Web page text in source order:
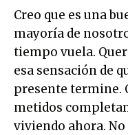
Creo que es una
mayoría de
tiempo vuela.
esa sensación de
presente termine.
metidos
viviendo ahora.